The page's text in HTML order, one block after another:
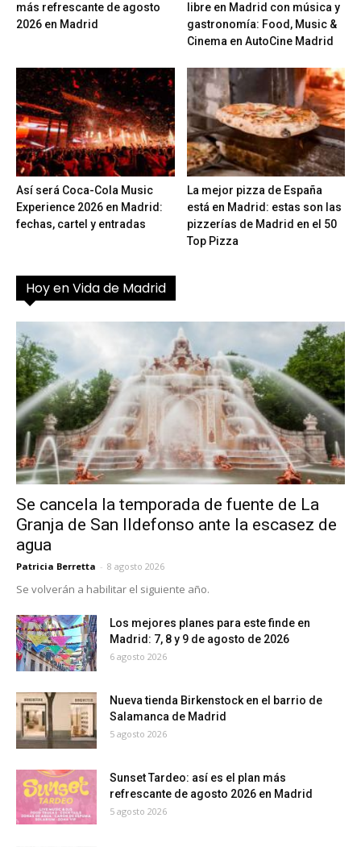
más refrescante de agosto
2026 en Madrid
libre en Madrid con música y
gastronomía: Food, Music &
Cinema en AutoCine Madrid
Así será Coca-Cola Music
Experience 2026 en Madrid:
fechas, cartel y entradas
La mejor pizza de España
está en Madrid: estas son las
pizzerías de Madrid en el 50
Top Pizza
Hoy en Vida de Madrid
Se cancela la temporada de fuente de La
Granja de San Ildefonso ante la escasez de
agua
Patricia Berretta - 8 agosto 2026
Se volverán a habilitar el siguiente año.
Los mejores planes para este finde en
Madrid: 7, 8 y 9 de agosto de 2026
6 agosto 2026
Nueva tienda Birkenstock en el barrio de
Salamanca de Madrid
5 agosto 2026
Sunset Tardeo: así es el plan más
refrescante de agosto 2026 en Madrid
5 agosto 2026